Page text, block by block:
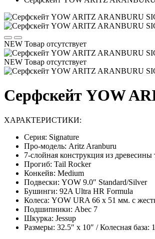
NEW Товар отсутствует
NEW Товар отсутствует
Cерфскейт YOW
ХАРАКТЕРИСТИКИ:
Серия: Signature
Про-модель: Aritz Aranburu
7-слойная конструкция из древесины
Прогиб: Tail Rocker
Конкейв: Medium
Подвески: YOW 9.0″ Standard/Silver
Бушинги: 92A Ultra HR Formula
Колеса: YOW URA 66 x 51 мм. с
Подшипники: Abec 7
Шкурка: Jessup
Размеры: 32.5″ x 10″ / Колесная